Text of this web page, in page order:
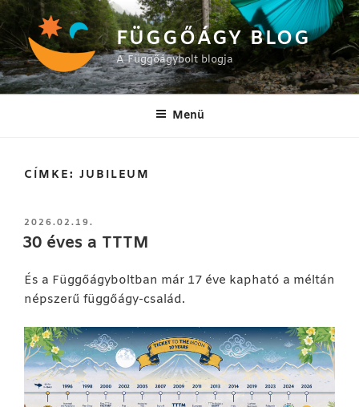
Tartalomhoz
FÜGGŐÁGY BLOG
A Függőágybolt blogja
Menü
CÍMKE: JUBILEUM
BEKÜLDVE:
2026.02.19.
30 éves a TTTM
És a Függőágyboltban már 17 éve kapható a méltán
népszerű függőágy-család.